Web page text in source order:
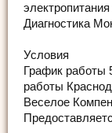
Диагностика
Условия
График
работы
Веселое